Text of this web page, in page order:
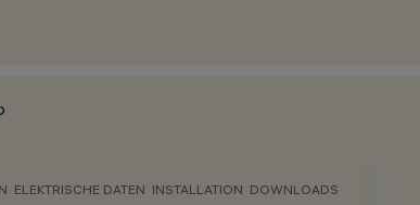
ELEKTRISCHE DATEN INSTALLATION DOWNLOADS